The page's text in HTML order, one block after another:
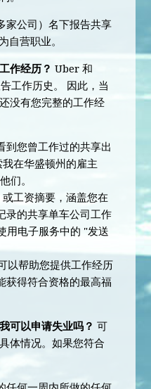
家公司）名下报告共享
自营职业。
作经历？Uber 和
工作历史。 因此，当
没有您完整的工作经
到您曾工作过的共享出
在华盛顿州的雇主
们。
工资摘要，涵盖您在
录的共享单车公司工作
用电子服务中的 "发送
帮助您提供工作经历
获得符合资格的最高福
可以申请失业吗？可
体情况。如果您符合